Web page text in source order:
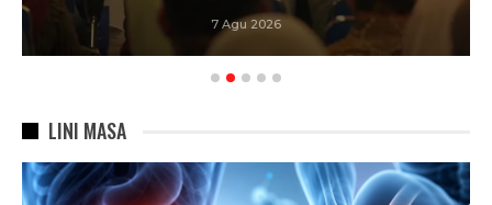
7 Agu 2026
LINI MASA